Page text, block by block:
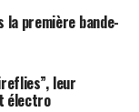
la première bande-
leur
électro